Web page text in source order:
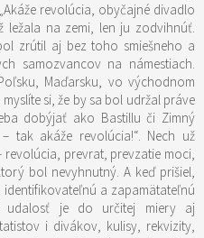
revolúcia, obyčajné divadlo
na zemi, len ju zodvihnúť.
zrútil aj bez toho smiešneho a
samozvancov na námestiach.
si, že by sa bol udržal práve
dobýjať ako Bastillu či Zimný
tak akáže revolúcia!“. Nech už
prevrat, prevzatie moci,
bol nevyhnutný. A keď prišiel,
udalosť je do určitej miery aj
i divákov, kulisy, rekvizity,